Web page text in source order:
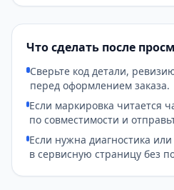
Что сделать после
Сверьте код детали,
перед оформлением заказа.
Если маркировка читается
по совместимости и
Если нужна диагностика
в сервисную страницу без